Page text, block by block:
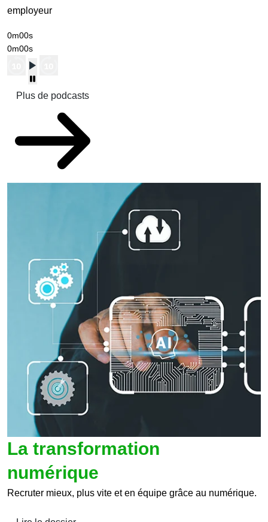
employeur
0m00s
0m00s
Plus de podcasts
La transformation
numérique
Recruter mieux, plus vite et en équipe grâce au numérique.